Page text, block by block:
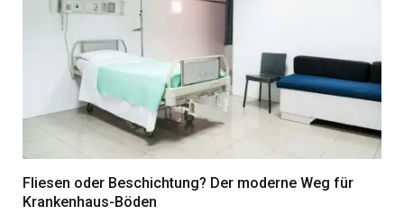
Fliesen oder Beschichtung? Der moderne Weg für
Krankenhaus-Böden